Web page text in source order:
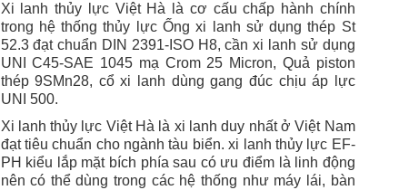
Xi lanh thủy lực Việt Hà là cơ cấu chấp hành chính
trong hệ thống thủy lực Ống xi lanh sử dụng thép St
52.3 đạt chuẩn DIN 2391-ISO H8, cần xi lanh sử dụng
UNI C45-SAE 1045 mạ Crom 25 Micron, Quả piston
thép 9SMn28, cổ xi lanh dùng gang đúc chịu áp lực
UNI 500.
Xi lanh thủy lực Việt Hà là xi lanh duy nhất ở Việt Nam
đạt tiêu chuẩn cho ngành tàu biển. xi lanh thủy lực EF-
PH kiểu lắp mặt bích phía sau có ưu điểm là linh động
nên có thể dùng trong các hệ thống như máy lái, bàn